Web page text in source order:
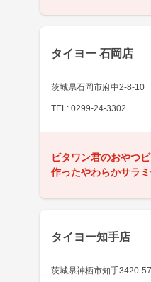
タイヨー 石岡店
茨城県石岡市府中2-8-10
TEL: 0299-24-3302
ビタワン君のおやつ
作ったやわらかサラ
タイヨー知手店
茨城県神栖市知手3420-57